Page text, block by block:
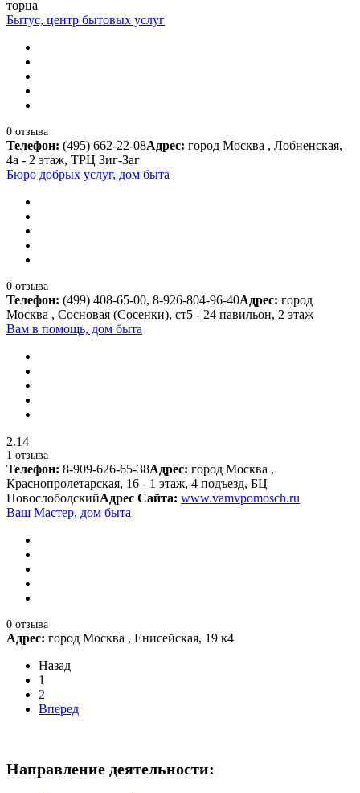
торца
Бытус, центр бытовых услуг
0 отзыва
Телефон: (495) 662-22-08Адрес: город Москва , Лобненская,
4а - 2 этаж, ТРЦ Зиг-Заг
Бюро добрых услуг, дом быта
0 отзыва
Телефон: (499) 408-65-00, 8-926-804-96-40Адрес: город
Москва , Сосновая (Сосенки), ст5 - 24 павильон, 2 этаж
Вам в помощь, дом быта
2.14
1 отзыва
Телефон: 8-909-626-65-38Адрес: город Москва ,
Краснопролетарская, 16 - 1 этаж, 4 подъезд, БЦ
НовослободскийАдрес Сайта: www.vamvpomosch.ru
Ваш Мастер, дом быта
0 отзыва
Адрес: город Москва , Енисейская, 19 к4
Назад
1
2
Вперед
Направление деятельности: